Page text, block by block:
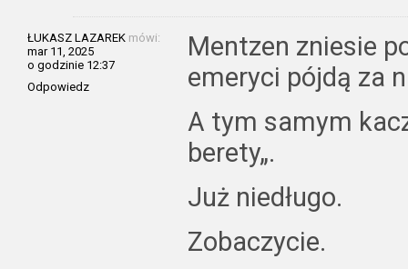
ŁUKASZ LAZAREK mówi:
mar 11, 2025
o godzinie 12:37
Odpowiedz
Mentzen zniesie
emeryci pójdą za
A tym samym
berety„.
Już niedługo.
Zobaczycie.